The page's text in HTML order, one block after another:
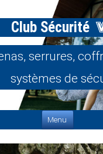
Club Sécurité
serrures,
systèmes de
Menu